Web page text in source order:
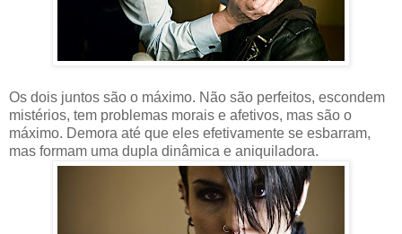
Os dois juntos são o máximo. Não são perfeitos, escondem
mistérios, tem problemas morais e afetivos, mas são o
máximo. Demora até que eles efetivamente se esbarram,
mas formam uma dupla dinâmica e aniquiladora.